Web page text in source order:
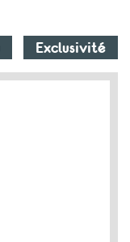
Exclusivité